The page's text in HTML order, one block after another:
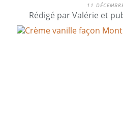
11
Rédigé par Valérie et